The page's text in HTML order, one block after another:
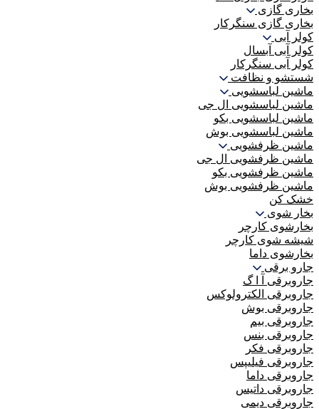
بخاری گازی
بخاری گازی سنگرکار
کولر آبی
کولر آبی آبسال
کولر آبی سنگرکار
شستشو و نظافت
ماشین لباسشویی
ماشین لباسشویی ال جی
ماشین لباسشویی بکو
ماشین لباسشویی بوش
ماشین ظرفشویی
ماشین ظرفشویی ال جی
ماشین ظرفشویی بکو
ماشین ظرفشویی بوش
خشک کن
بخار شوی
بخارشوی کارچر
شیشه شوی کارچر
بخارشوی داما
جارو برقی
جاروبرقی آ ا گ
جاروبرقی الکترولوکس
جاروبرقی بوش
جاروبرقی بیم
جاروبرقی بنس
جاروبرقی فکر
جاروبرقی فیلیپس
جاروبرقی داما
جاروبرقی داتیس
جاروبرقی دیمی